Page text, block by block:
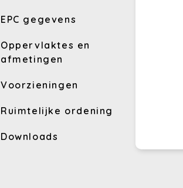
EPC gegevens
Oppervlaktes en
afmetingen
Voorzieningen
Ruimtelijke ordening
Downloads